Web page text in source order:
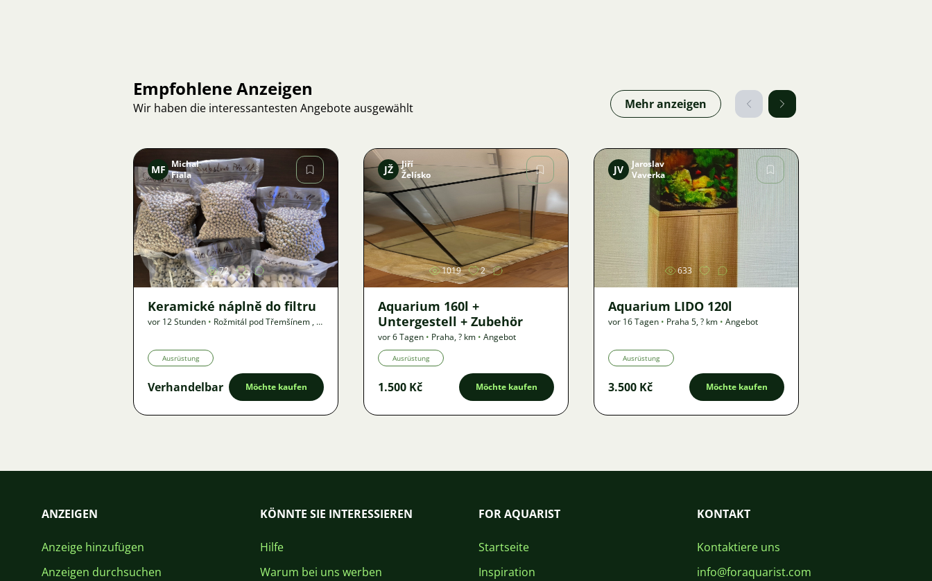
Empfohlene Anzeigen
Wir haben die interessantesten Angebote ausgewählt Mehr anzeigen
Bild
MF Michal
Fiala
72
Keramické náplně do filtru
vor 12 Stunden • Rožmitál pod Třemšínem , ?
Ausrüstung
Verhandelbar Möchte kaufen
Bild
JŽ
Jiří
Želísko
1019 2
Aquarium 160l +
Untergestell + Zubehör
vor 6 Tagen • Praha,? km • Angebot
Ausrüstung
1.500 Kč Möchte kaufen
Bild
JV
Jaroslav
Vaverka
633
Aquarium LIDO 120l
vor 16 Tagen • Praha 5,? km • Angebot
Ausrüstung
3.500 Kč Möchte kaufen
ANZEIGEN
Anzeige hinzufügen
Anzeigen durchsuchen
KÖNNTE SIE INTERESSIEREN
Hilfe
Warum bei uns werben
FOR AQUARIST
Startseite
Inspiration
KONTAKT
Kontaktiere uns
info@foraquarist.com